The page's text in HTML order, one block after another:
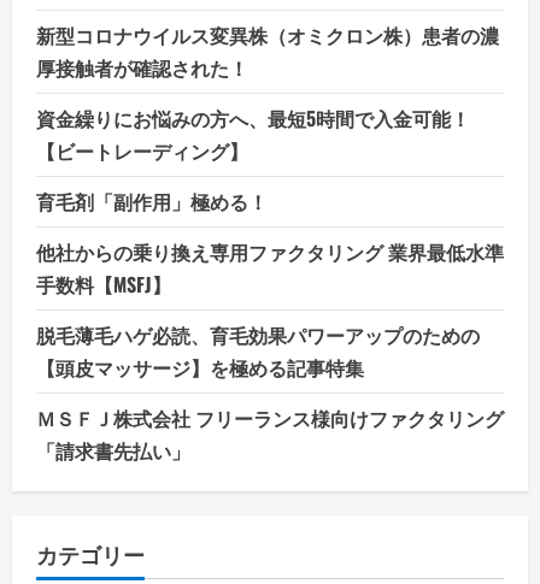
新型コロナウイルス変異株（オミクロン株）患者の濃
厚接触者が確認された！
資金繰りにお悩みの方へ、最短5時間で入金可能！
【ビートレーディング】
育毛剤「副作用」極める！
他社からの乗り換え専用ファクタリング 業界最低水準
手数料【MSFJ】
脱毛薄毛ハゲ必読、育毛効果パワーアップのための
【頭皮マッサージ】を極める記事特集
ＭＳＦＪ株式会社 フリーランス様向けファクタリング
「請求書先払い」
カテゴリー